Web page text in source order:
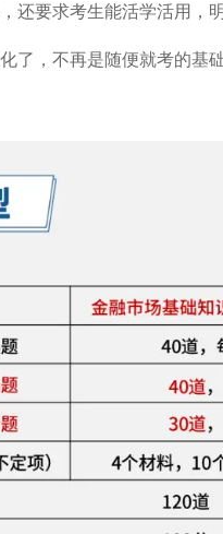
还要求考生能活学活用，
了，不再是随便就考的基础